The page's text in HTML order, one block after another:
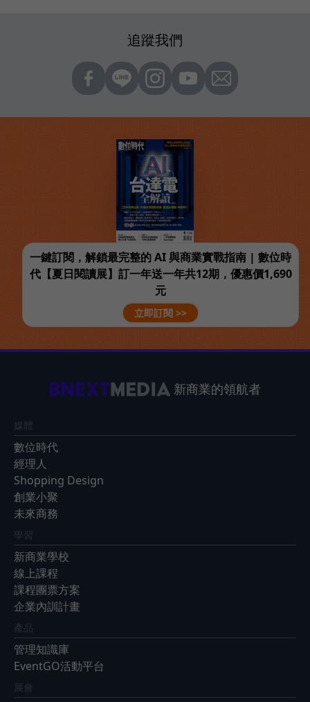
追蹤我們
一鍵訂閱，解鎖最完整的 AI 與商業實戰指南 | 數位時
代【夏日閱讀展】訂一年送一年共12期，優惠價1,690
元
立即訂閱 >>
新商業的領航者
媒體
數位時代
經理人
Shopping Design
創業小聚
未來商務
學習
新商業學校
線上課程
課程團票方案
企業內訓計畫
產品
管理知識庫
EventGO活動平台
展會